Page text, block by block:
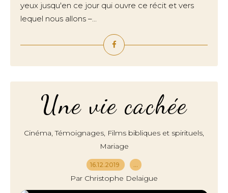
yeux jusqu'en ce jour qui ouvre ce récit et vers
lequel nous allons –...
Une vie cachée
Cinéma,Témoignages, Films bibliques et spirituels,
Mariage
16.12.2019 …
Par Christophe Delaigue